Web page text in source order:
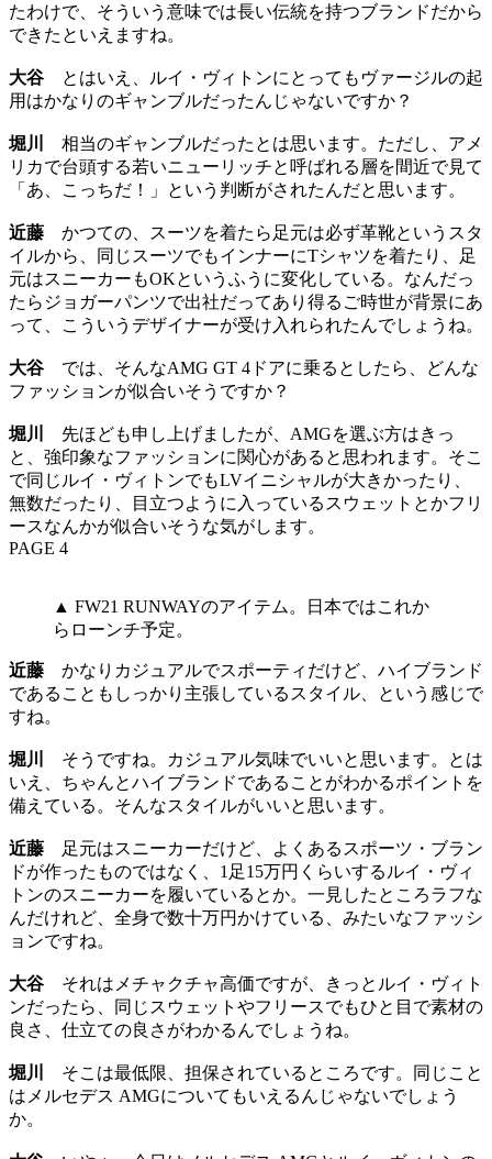
たわけで、そういう意味では長い伝統を持つブランドだから
できたといえますね。
大谷 とはいえ、ルイ・ヴィトンにとってもヴァージルの起
用はかなりのギャンブルだったんじゃないですか？
堀川
相当のギャンブルだったとは思います。ただし、アメ
リカで台頭する若いニューリッチと呼ばれる層を間近で見て
「あ、こっちだ！」という判断がされたんだと思います。
近藤 かつての、スーツを着たら足元は必ず革靴というスタ
イルから、同じスーツでもインナーにTシャツを着たり、足
元はスニーカーもOKというふうに変化している。なんだっ
たらジョガーパンツで出社だってあり得るご時世が背景にあ
って、こういうデザイナーが受け入れられたんでしょうね。
大谷 では、そんなAMG GT 4ドアに乗るとしたら、どんな
ファッションが似合いそうですか？
堀川
先ほども申し上げましたが、AMGを選ぶ方はきっ
と、強印象なファッションに関心があると思われます。そこ
で同じルイ・ヴィトンでもLVイニシャルが大きかったり、
無数だったり、目立つように入っているスウェットとかフリ
ースなんかが似合いそうな気がします。
PAGE 4
▲ FW21 RUNWAYのアイテム。日本ではこれか
らローンチ予定。
近藤 かなりカジュアルでスポーティだけど、ハイブランド
であることもしっかり主張しているスタイル、という感じで
すね。
堀川
そうですね。カジュアル気味でいいと思います。とは
いえ、ちゃんとハイブランドであることがわかるポイントを
備えている。そんなスタイルがいいと思います。
近藤 足元はスニーカーだけど、よくあるスポーツ・ブラン
ドが作ったものではなく、1足15万円くらいするルイ・ヴィ
トンのスニーカーを履いているとか。一見したところラフな
んだけれど、全身で数十万円かけている、みたいなファッシ
ョンですね。
大谷 それはメチャクチャ高価ですが、きっとルイ・ヴィト
ンだったら、同じスウェットやフリースでもひと目で素材の
良さ、仕立ての良さがわかるんでしょうね。
堀川
そこは最低限、担保されているところです。同じこと
はメルセデス AMGについてもいえるんじゃないでしょう
か。